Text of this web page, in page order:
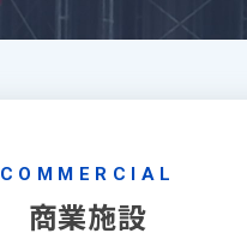
COMMERCIAL
商業施設